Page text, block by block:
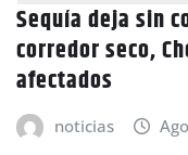
Sequía deja sin
corredor seco,
afectados
noticias